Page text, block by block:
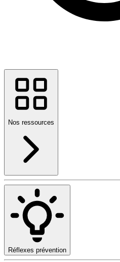
Nos ressources
Réflexes prévention